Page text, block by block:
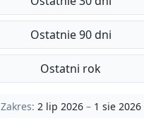
Ostatnie 90 dni
Ostatni rok
Zakres: 2 lip 2026– 1 sie 2026